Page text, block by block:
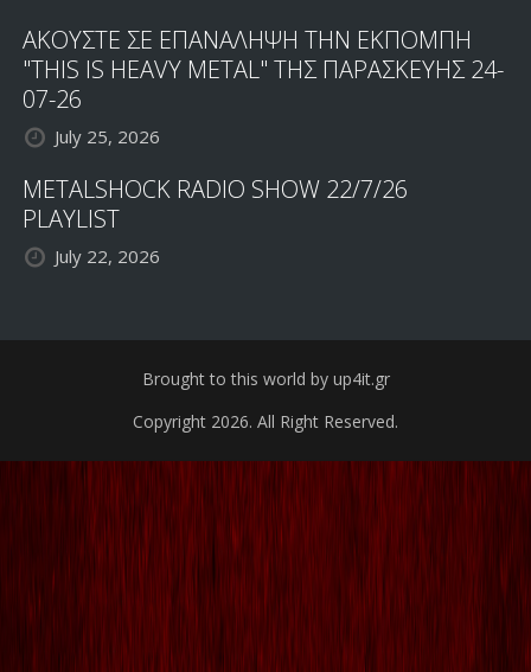
ΑΚΟΥΣΤΕ ΣΕ ΕΠΑΝΑΛΗΨΗ ΤΗΝ ΕΚΠΟΜΠΗ
"THIS IS HEAVY METAL" ΤΗΣ ΠΑΡΑΣΚΕΥΗΣ 24-
07-26
July 25, 2026
METALSHOCK RADIO SHOW 22/7/26
PLAYLIST
July 22, 2026
Brought to this world by up4it.gr
Copyright 2026. All Right Reserved.